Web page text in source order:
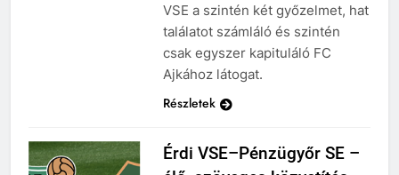
VSE a szintén két győzelmet, hat
találatot számláló és szintén
csak egyszer kapituláló FC
Ajkához látogat.
Részletek
Érdi VSE–Pénzügyőr SE –